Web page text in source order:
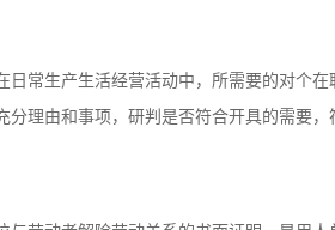
日常生产生活经营活动中，所需要的对个
分理由和事项，研判是否符合开具的需要